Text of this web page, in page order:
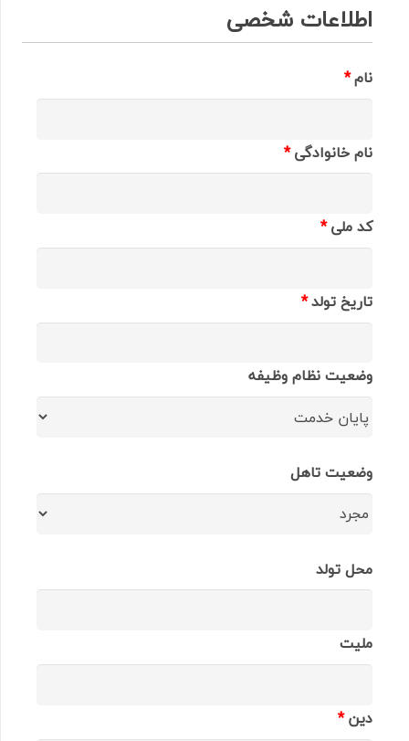
اطلاعات شخصی
نام*
نام خانوادگی*
کد ملی*
تاریخ تولد*
وضعیت نظام وظیفه
وضعیت تاهل
محل تولد
ملیت
دین*